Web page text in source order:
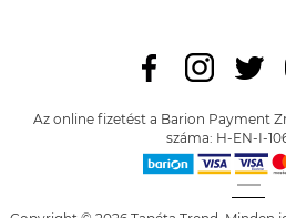
Az online fizetést a Barion Payment
száma: H-EN-I-